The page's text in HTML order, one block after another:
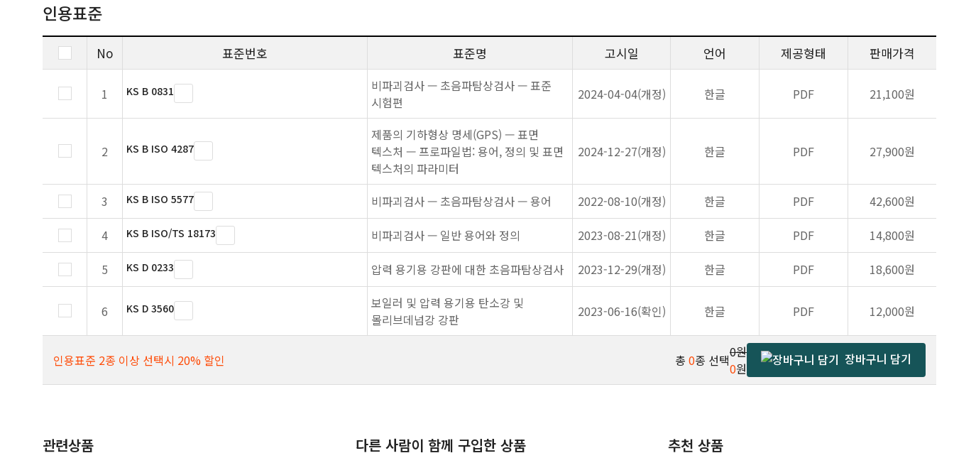
인용표준
No 표준번호 표준명 고시일 언어 제공형태 판매가격
1 KS B 0831
비파괴검사 — 초음파탐상검사 — 표준
시험편
2024-04-04(개정) 한글 PDF 21,100원
2 KS B ISO 4287
제품의 기하형상 명세(GPS) — 표면
텍스처 — 프로파일법: 용어, 정의 및 표면
텍스처의 파라미터
2024-12-27(개정) 한글 PDF 27,900원
3 KS B ISO 5577 비파괴검사 — 초음파탐상검사 — 용어 2022-08-10(개정) 한글 PDF
42,600원
4
KS B ISO/TS 18173 비파괴검사 — 일반 용어와 정의 2023-08-21(개정) 한글 PDF
14,800원
5
KS D 0233 압력 용기용 강판에 대한 초음파탐상검사 2023-12-29(개정) 한글 PDF 18,600원
6 KS D 3560
보일러 및 압력 용기용 탄소강 및
몰리브데넘강 강판
2023-06-16(확인) 한글 PDF 12,000원
인용표준 2종 이상 선택시 20% 할인 총 0종 선택0원
0원
장바구니 담기
관련상품 다른 사람이 함께 구입한 상품 추천 상품